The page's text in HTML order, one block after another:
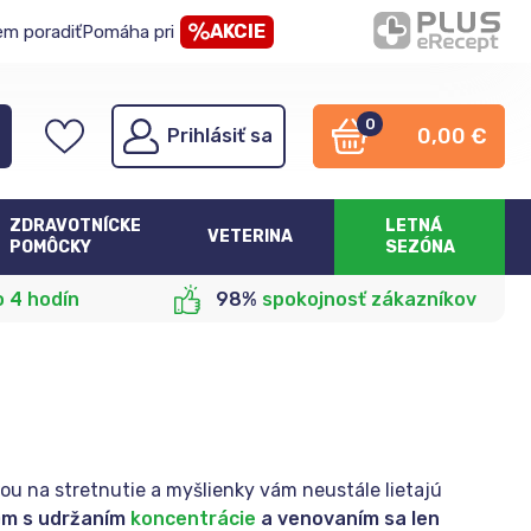
poradiťPomáha pri AKCIE
Prihlásiť sa
0 0,00 €
ZDRAVOTNÍCKE
POMÔCKY
VETERINA
LETNÁ
SEZÓNA
4 hodín 98% spokojnosť zákazníkov
na stretnutie a myšlienky vám neustále lietajú
s udržaním koncentrácie a venovaním sa len